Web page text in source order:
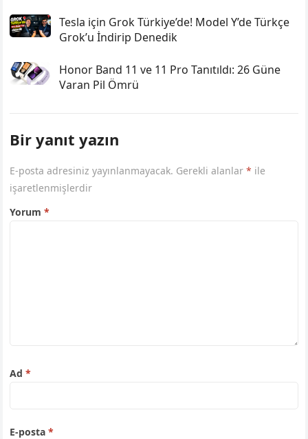
Tesla için Grok Türkiye’de! Model Y’de Türkçe
Grok’u İndirip Denedik
Honor Band 11 ve 11 Pro Tanıtıldı: 26 Güne
Varan Pil Ömrü
Bir yanıt yazın
E-posta adresiniz yayınlanmayacak. Gerekli alanlar* ile
işaretlenmişlerdir
Yorum*
Ad*
E-posta*